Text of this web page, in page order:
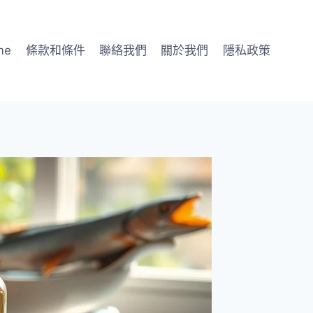
條款和條件 聯絡我們 關於我們 隱私政策